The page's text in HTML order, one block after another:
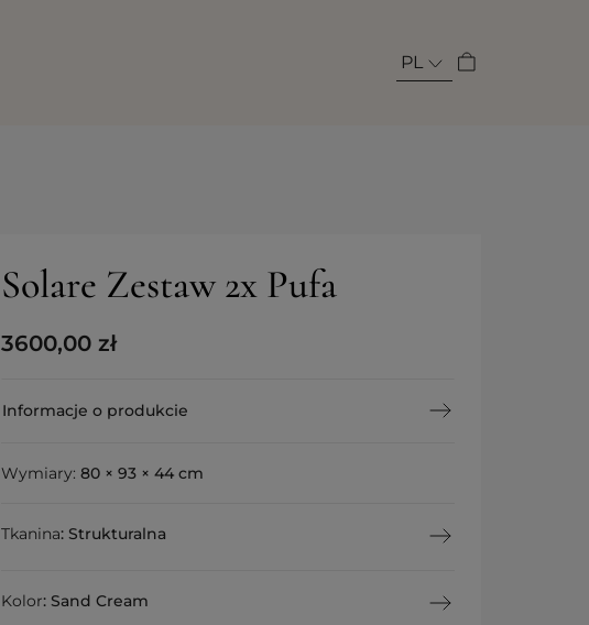
PL
Solare Zestaw 2x Pufa
3600,00zł
Informacje o produkcie
Wymiary:80 × 93 × 44 cm
Tkanina: Strukturalna
Kolor: Sand Cream